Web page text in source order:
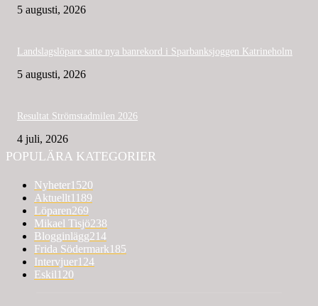
5 augusti, 2026
Landslagslöpare satte nya banrekord i Sparbanksjoggen Katrineholm
5 augusti, 2026
Resultat Strömstadmilen 2026
4 juli, 2026
POPULÄRA KATEGORIER
Nyheter1520
Aktuellt1189
Löparen269
Mikael Tisjö238
Blogginlägg214
Frida Södermark185
Intervjuer124
Eskil120